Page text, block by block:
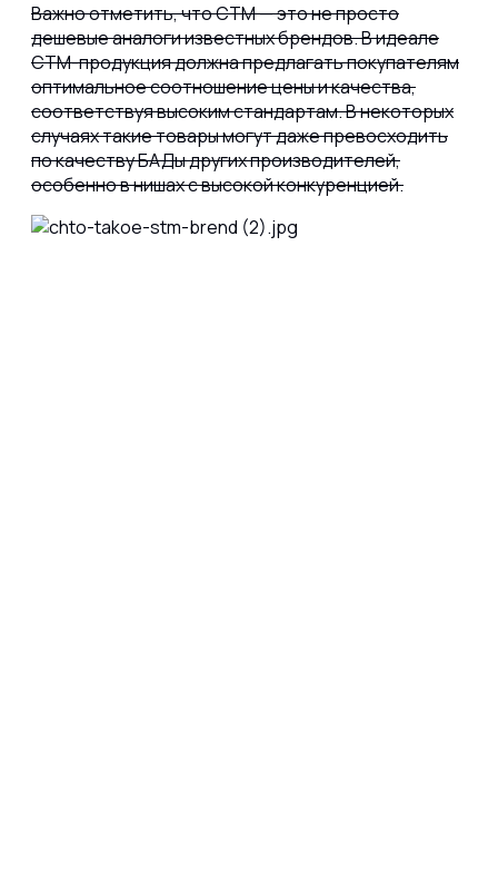
Важно отметить, что СТМ — это не просто
дешевые аналоги известных брендов. В идеале
СТМ-продукция должна предлагать покупателям
оптимальное соотношение цены и качества,
соответствуя высоким стандартам. В некоторых
случаях такие товары могут даже превосходить
по качеству БАДы других производителей,
особенно в нишах с высокой конкуренцией.